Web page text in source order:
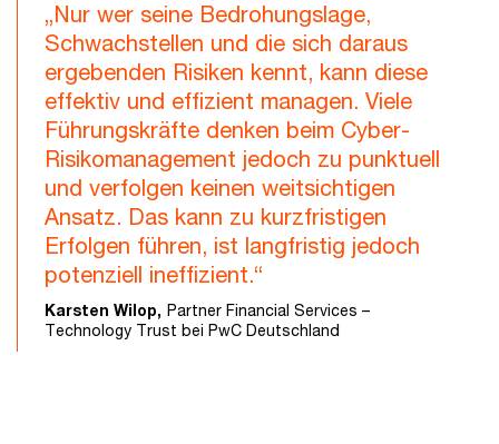
„Nur wer seine Bedrohungslage,
Schwachstellen und die sich daraus
ergebenden Risiken kennt, kann diese
effektiv und effizient managen. Viele
Führungskräfte denken beim Cyber-
Risikomanagement jedoch zu punktuell
und verfolgen keinen weitsichtigen
Ansatz. Das kann zu kurzfristigen
Erfolgen führen, ist langfristig jedoch
potenziell ineffizient.“
Karsten Wilop, Partner Financial Services –
Technology Trust bei PwC Deutschland